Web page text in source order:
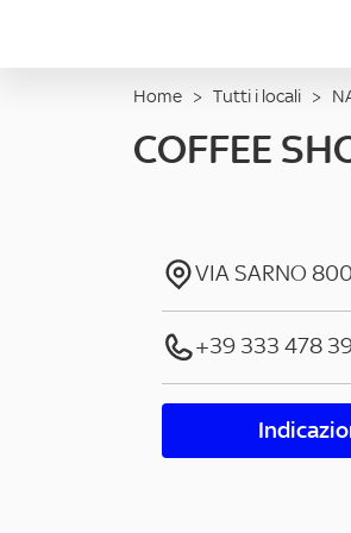
Home > Tutti i locali >
COFFEE
VIA SARNO
+39 333 478